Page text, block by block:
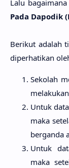
Lalu bagaimana
Pada Dapodik
Berikut adalah
diperhatikan
Sekolah
Untuk
maka
berganda
Untuk
maka